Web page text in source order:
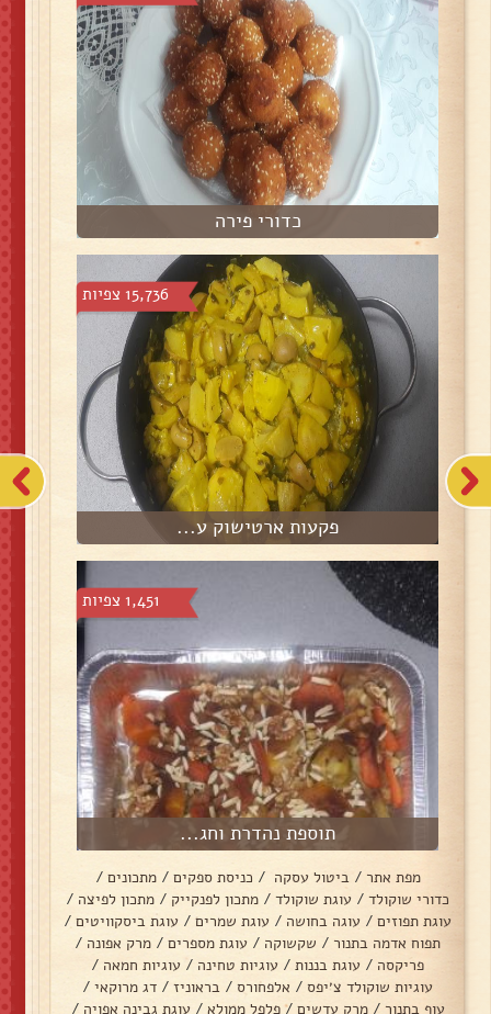
כדורי פירה
15,736 צפיות
פקעות ארטישוק ע...
1,451 צפיות
תוספת נהדרת וחג...
מפת אתר / ביטול עסקה / כניסת ספקים / מתכונים /
כדורי שוקולד / עוגת שוקולד / מתכון לפנקייק / מתכון לפיצה /
עוגת תפוזים / עוגה בחושה / עוגת שמרים / עוגת ביסקוויטים /
תפוח אדמה בתנור / שקשוקה / עוגת מספרים / מרק אפונה /
פריקסה / עוגת בננות / עוגיות טחינה / עוגיות חמאה /
עוגיות שוקולד צ׳יפס / אלפחורס / בראוניז / דג מרוקאי /
עוף בתנור / מרק עדשים / פלפל ממולא / עוגת גבינה אפויה /